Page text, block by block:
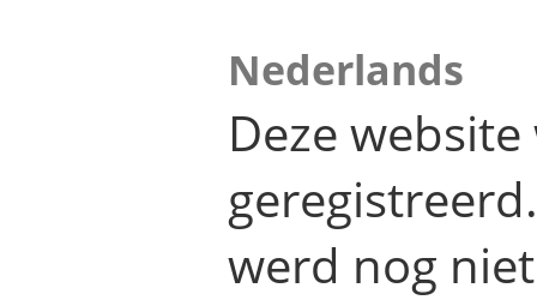
Nederlands
Deze
werd nog